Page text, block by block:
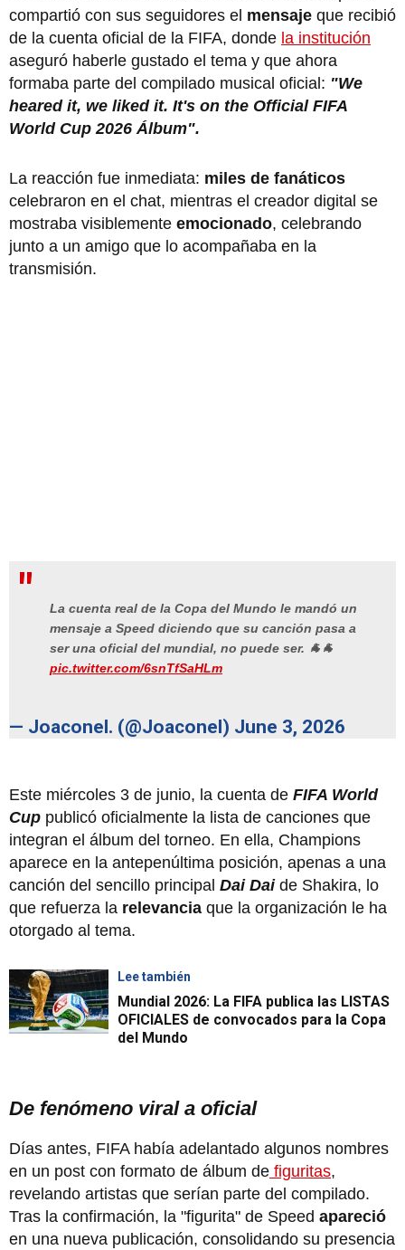
compartió con sus seguidores el mensaje que recibió
de la cuenta oficial de la FIFA, donde la institución
aseguró haberle gustado el tema y que ahora
formaba parte del compilado musical oficial: "We
heared it, we liked it. It's on the Official FIFA
World Cup 2026 Álbum".
La reacción fue inmediata: miles de fanáticos
celebraron en el chat, mientras el creador digital se
mostraba visiblemente emocionado, celebrando
junto a un amigo que lo acompañaba en la
transmisión.
La cuenta real de la Copa del Mundo le mandó un
mensaje a Speed diciendo que su canción pasa a
ser una oficial del mundial, no puede ser. 🐐🐐
pic.twitter.com/6snTfSaHLm
— Joaconel. (@Joaconel) June 3, 2026
Este miércoles 3 de junio, la cuenta de FIFA World
Cup publicó oficialmente la lista de canciones que
integran el álbum del torneo. En ella, Champions
aparece en la antepenúltima posición, apenas a una
canción del sencillo principal Dai Daide Shakira, lo
que refuerza la relevancia que la organización le ha
otorgado al tema.
Lee también
Mundial 2026: La FIFA publica las LISTAS
OFICIALES de convocados para la Copa
del Mundo
De fenómeno viral a oficial
Días antes, FIFA había adelantado algunos nombres
en un post con formato de álbum de figuritas,
revelando artistas que serían parte del compilado.
Tras la confirmación, la "figurita" de Speed apareció
en una nueva publicación, consolidando su presencia